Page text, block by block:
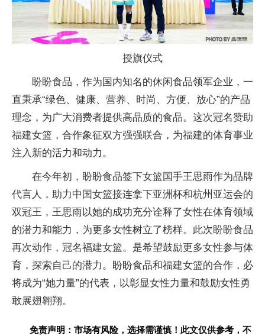
授旗仪式
盼盼食品，作为国内知名的休闲食品领军企业，一
直秉承“绿色、健康、营养、时尚、方便、放心”的产品
理念，为广大消费者提供高品质的食品。这次冠名赞助
福建女篮，合作象征双方强强联合，为福建的体育事业
注入新的活力和动力。
在今年初，盼盼食品签下女篮国手王思雨作为品牌
代言人，助力中国女篮接连拿下亚洲杯和杭州亚运会的
双冠王，王思雨以她的成功充分诠释了女性在体育领域
的潜力和能力，为更多女性树立了榜样。此次盼盼食品
再次动作，冠名福建女篮。是希望鼓励更多女性参与体
育，探索自己的潜力。盼盼食品和福建女篮的合作，必
将成为“她力量”的代表，以彰显女性力量和鼓励女性勇
敢展翅翱翔。
免责声明：市场有风险，选择需谨慎！此文仅供参考，不